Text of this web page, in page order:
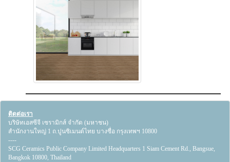
ติดต่อเรา
บริษัทเอสซีจี เซรามิกส์ จำกัด (มหาชน)
สำนักงานใหญ่ 1 ถ.ปูนซิเมนต์ไทย บางซื่อ กรุงเทพฯ 10800
----
SCG Ceramics Public Company Limited Headquarters 1 Siam Cement Rd., Bangsue,
Bangkok 10800, Thailand